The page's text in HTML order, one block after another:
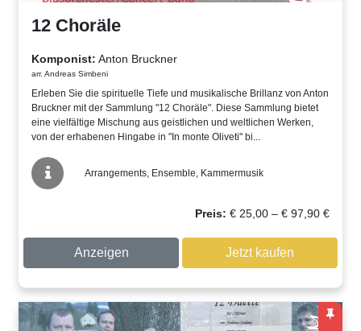
12 Choräle
Komponist: Anton Bruckner
arr. Andreas Simbeni
Erleben Sie die spirituelle Tiefe und musikalische Brillanz von Anton
Bruckner mit der Sammlung "12 Choräle". Diese Sammlung bietet
eine vielfältige Mischung aus geistlichen und weltlichen Werken,
von der erhabenen Hingabe in "In monte Oliveti" bi...
Arrangements, Ensemble, Kammermusik
Preis: €25,00 – €97,90
€ 97,90
€
Anzeigen Jetzt kaufen